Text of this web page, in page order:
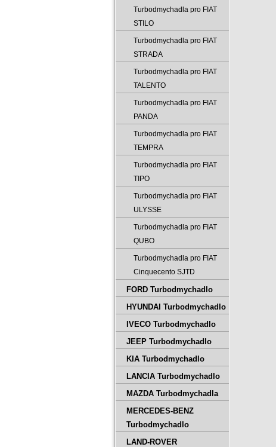
Turbodmychadla pro FIAT
STILO
Turbodmychadla pro FIAT
STRADA
Turbodmychadla pro FIAT
TALENTO
Turbodmychadla pro FIAT
PANDA
Turbodmychadla pro FIAT
TEMPRA
Turbodmychadla pro FIAT
TIPO
Turbodmychadla pro FIAT
ULYSSE
Turbodmychadla pro FIAT
QUBO
Turbodmychadla pro FIAT
Cinquecento SJTD
FORD Turbodmychadlo
HYUNDAI Turbodmychadlo
IVECO Turbodmychadlo
JEEP Turbodmychadlo
KIA Turbodmychadlo
LANCIA Turbodmychadlo
MAZDA Turbodmychadla
MERCEDES-BENZ
Turbodmychadlo
LAND-ROVER